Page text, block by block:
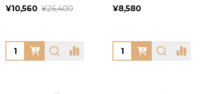
¥10,560 ¥26,400
Quantity:
¥8,580
Quantity: